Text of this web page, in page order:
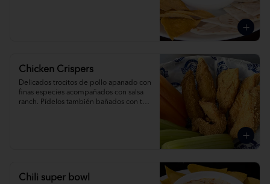
Chicken Crispers
Delicados trocitos de pollo apanado con
finas especies acompañados con salsa
ranch. Pídelos también bañados con tu
Chili super bowl